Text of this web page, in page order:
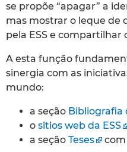
se propõe “apagar” a
mas mostrar o leque de
pela ESS e compartilhar
A esta função
sinergia com as
mundo:
a seção Bibliografia
o sitios web da ESS
a seção Teses com